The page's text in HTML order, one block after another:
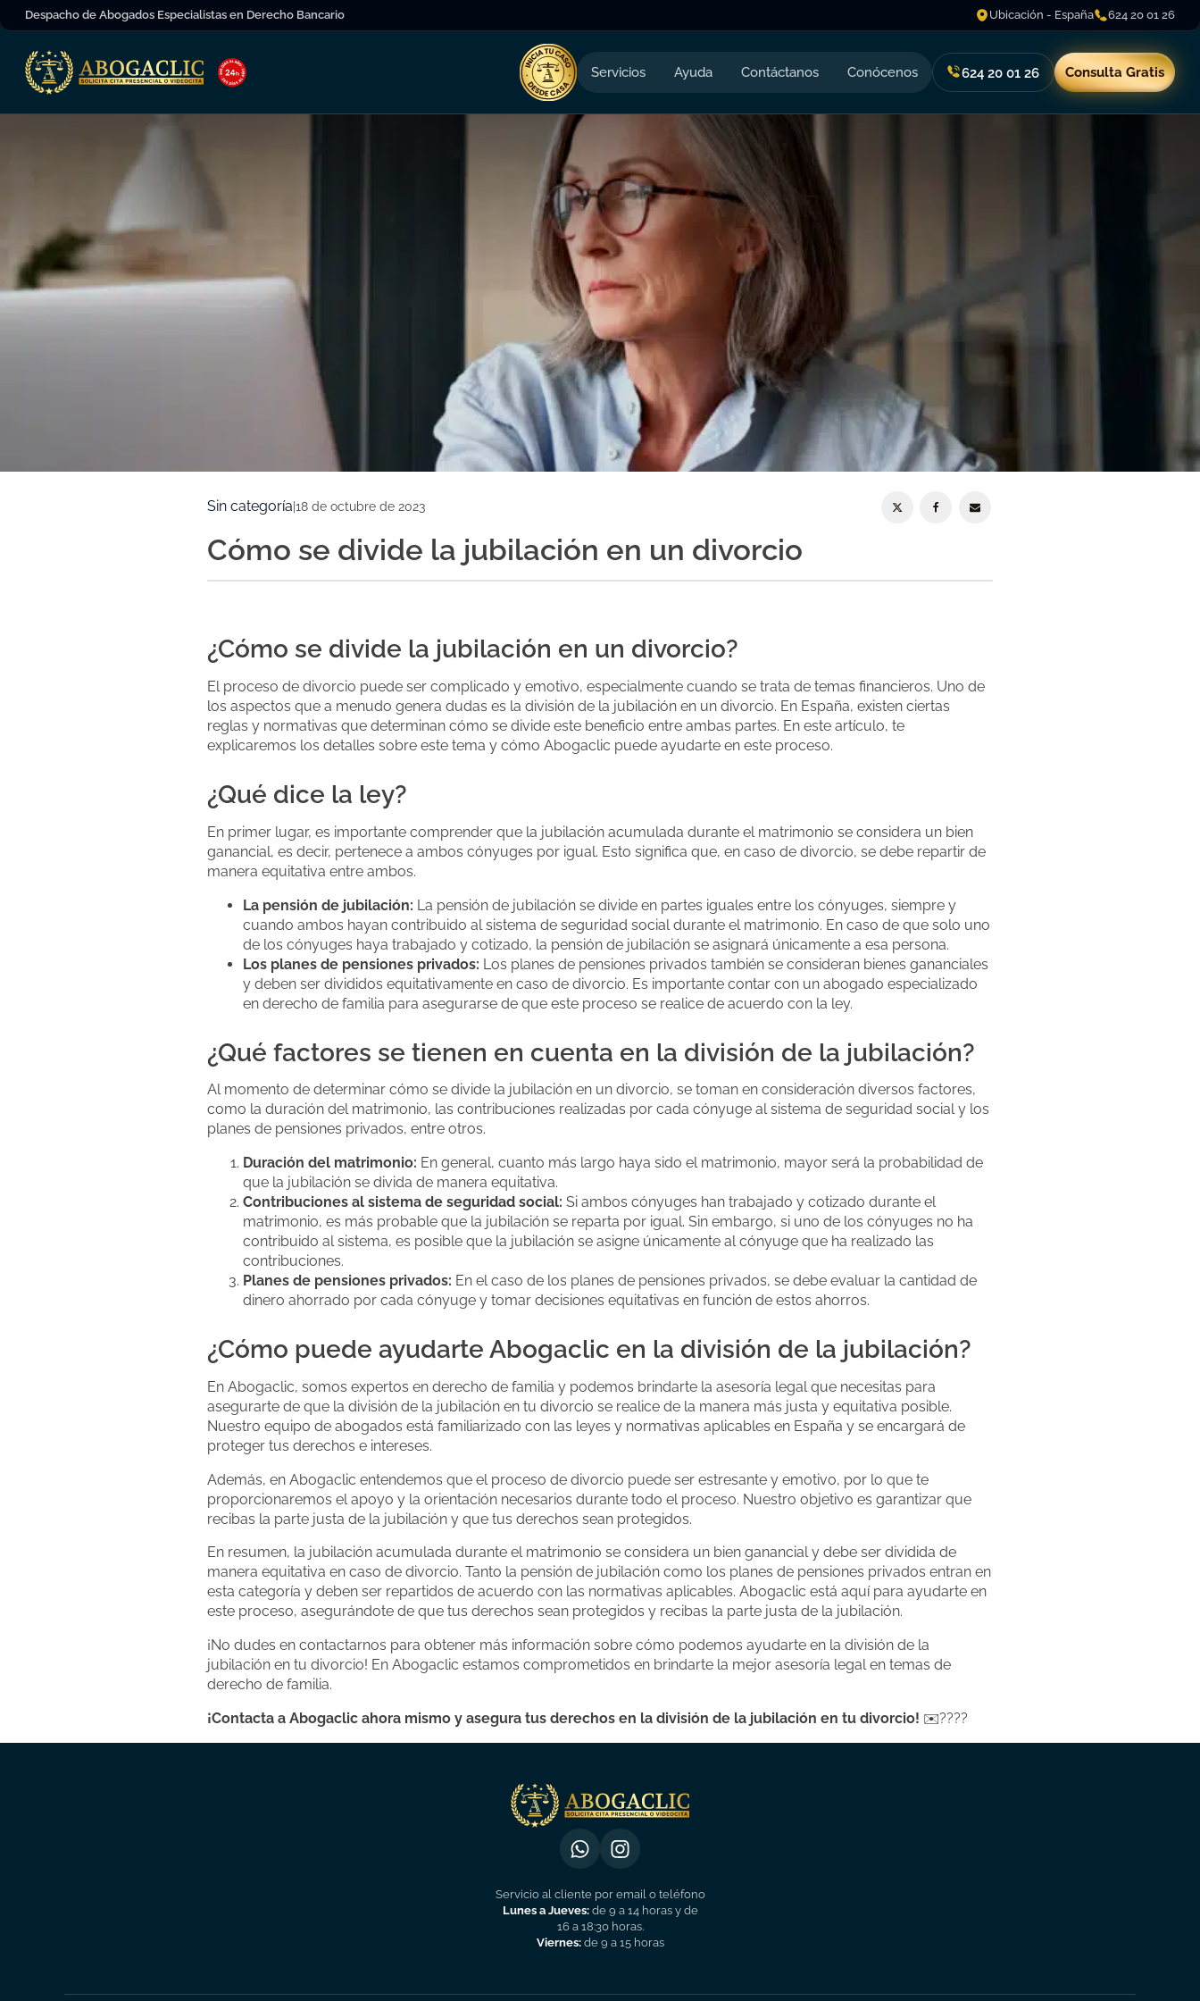
Despacho de Abogados Especialistas en Derecho Bancario Ubicación - España 624 20 01 26
Servicios Ayuda Contáctanos Conócenos 624 20 01 26 Consulta Gratis
Sin categoría 18 de octubre de 2023
Cómo se divide la jubilación en un divorcio
¿Cómo se divide la jubilación en un divorcio?
El proceso de divorcio puede ser complicado y emotivo, especialmente cuando se trata de temas financieros. Uno de
los aspectos que a menudo genera dudas es la división de la jubilación en un divorcio. En España, existen ciertas
reglas y normativas que determinan cómo se divide este beneficio entre ambas partes. En este artículo, te
explicaremos los detalles sobre este tema y cómo Abogaclic puede ayudarte en este proceso.
¿Qué dice la ley?
En primer lugar, es importante comprender que la jubilación acumulada durante el matrimonio se considera un bien
ganancial, es decir, pertenece a ambos cónyuges por igual. Esto significa que, en caso de divorcio, se debe repartir de
manera equitativa entre ambos.
La pensión de jubilación: La pensión de jubilación se divide en partes iguales entre los cónyuges, siempre y
cuando ambos hayan contribuido al sistema de seguridad social durante el matrimonio. En caso de que solo uno
de los cónyuges haya trabajado y cotizado, la pensión de jubilación se asignará únicamente a esa persona.
Los planes de pensiones privados: Los planes de pensiones privados también se consideran bienes gananciales
y deben ser divididos equitativamente en caso de divorcio. Es importante contar con un abogado especializado
en derecho de familia para asegurarse de que este proceso se realice de acuerdo con la ley.
¿Qué factores se tienen en cuenta en la división de la jubilación?
Al momento de determinar cómo se divide la jubilación en un divorcio, se toman en consideración diversos factores,
como la duración del matrimonio, las contribuciones realizadas por cada cónyuge al sistema de seguridad social y los
planes de pensiones privados, entre otros.
Duración del matrimonio: En general, cuanto más largo haya sido el matrimonio, mayor será la probabilidad de
que la jubilación se divida de manera equitativa.
Contribuciones al sistema de seguridad social: Si ambos cónyuges han trabajado y cotizado durante el
matrimonio, es más probable que la jubilación se reparta por igual. Sin embargo, si uno de los cónyuges no ha
contribuido al sistema, es posible que la jubilación se asigne únicamente al cónyuge que ha realizado las
contribuciones.
Planes de pensiones privados: En el caso de los planes de pensiones privados, se debe evaluar la cantidad de
dinero ahorrado por cada cónyuge y tomar decisiones equitativas en función de estos ahorros.
¿Cómo puede ayudarte Abogaclic en la división de la jubilación?
En Abogaclic, somos expertos en derecho de familia y podemos brindarte la asesoría legal que necesitas para
asegurarte de que la división de la jubilación en tu divorcio se realice de la manera más justa y equitativa posible.
Nuestro equipo de abogados está familiarizado con las leyes y normativas aplicables en España y se encargará de
proteger tus derechos e intereses.
Además, en Abogaclic entendemos que el proceso de divorcio puede ser estresante y emotivo, por lo que te
proporcionaremos el apoyo y la orientación necesarios durante todo el proceso. Nuestro objetivo es garantizar que
recibas la parte justa de la jubilación y que tus derechos sean protegidos.
En resumen, la jubilación acumulada durante el matrimonio se considera un bien ganancial y debe ser dividida de
manera equitativa en caso de divorcio. Tanto la pensión de jubilación como los planes de pensiones privados entran en
esta categoría y deben ser repartidos de acuerdo con las normativas aplicables. Abogaclic está aquí para ayudarte en
este proceso, asegurándote de que tus derechos sean protegidos y recibas la parte justa de la jubilación.
¡No dudes en contactarnos para obtener más información sobre cómo podemos ayudarte en la división de la
jubilación en tu divorcio! En Abogaclic estamos comprometidos en brindarte la mejor asesoría legal en temas de
derecho de familia.
¡Contacta a Abogaclic ahora mismo y asegura tus derechos en la división de la jubilación en tu divorcio! ✉️????
Servicio al cliente por email o teléfono
Lunes a Jueves:de 9 a 14 horas y de
16 a 18:30 horas.
Viernes:de 9 a 15 horas